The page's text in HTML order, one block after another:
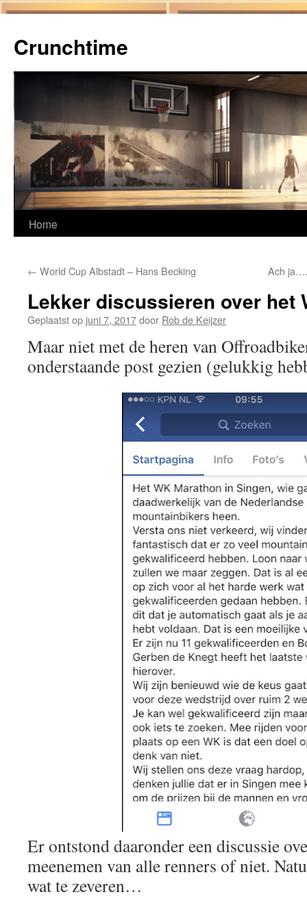
de
inhoud
Crunchtime
Home
← World Cup Albstadt – Hans Becking Ach
Lekker discussieren over het
Geplaatst op juni 7, 2017door Rob de Keijzer
Maar niet met de heren van
onderstaande post gezien (gelukkig
Er ontstond daaronder een discussie
meenemen van alle renners of niet.
wat te zeveren…